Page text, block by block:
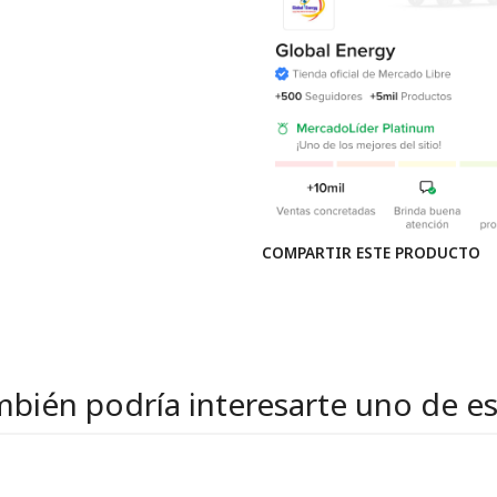
COMPARTIR ESTE PRODUCTO
podría interesarte uno de